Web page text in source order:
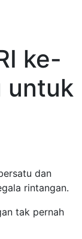
ke-
untuk
dan
rintangan.
tak pernah